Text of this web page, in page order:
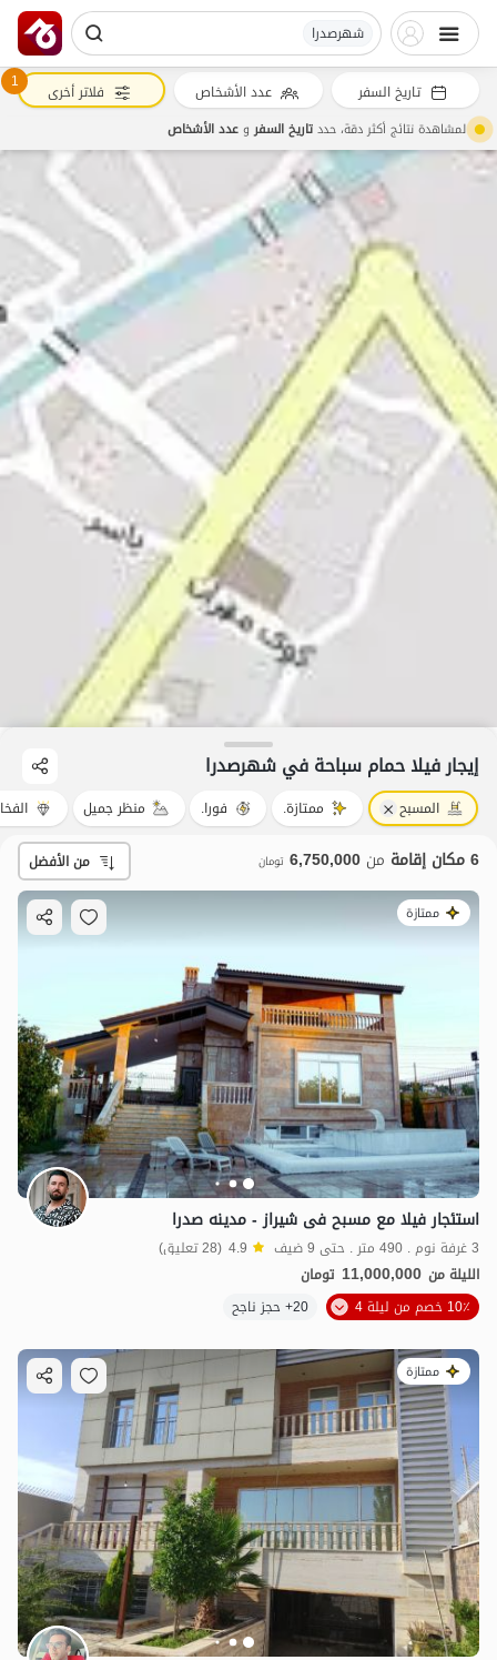
شهرصدرا
إيجار فيلا حمام سباحة في شهرصدرا
المسبح ممتازة. فورا. منظر جميل
6 مكان إقامة من 6,750,000 تومان من الأفضل
ممتازة
استئجار فیلا مع مسبح فی شیراز - مدینه صدرا
3 غرفة نوم . 490 متر . حتى 9 ضيف 4.9 (28 تعليق)
الليلة من 11,000,000 تومان
10٪ خصم من ليلة 4
20+ حجز ناجح
ممتازة
تاريخ السفر عدد الأشخاص 1 فلاتر أخرى
لمشاهدة نتائج أكثر دقة، حددتاريخ السفروعدد الأشخاص